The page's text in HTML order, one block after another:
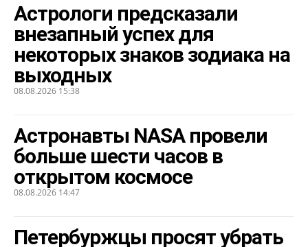
Астрологи предсказали
внезапный успех для
некоторых знаков зодиака на
выходных
08.08.2026 15:38
Астронавты NASA провели
больше шести часов в
открытом космосе
08.08.2026 14:47
Петербуржцы просят убрать